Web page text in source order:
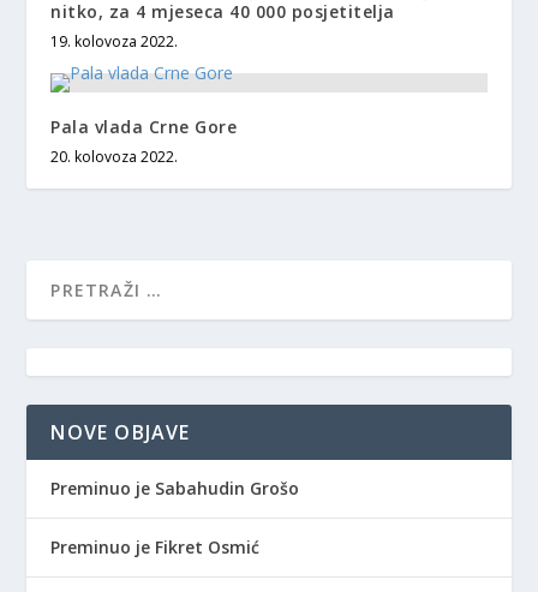
nitko, za 4 mjeseca 40 000 posjetitelja
19. kolovoza 2022.
Pala vlada Crne Gore
20. kolovoza 2022.
NOVE OBJAVE
Preminuo je Sabahudin Grošo
Preminuo je Fikret Osmić